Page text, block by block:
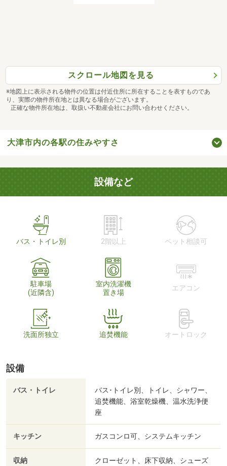
スクロール地図を見る
※地図上に表示される物件の位置は付近住所に所在することを表すものであ
り、実際の物件所在地とは異なる場合がございます。
正確な物件所在地は、取扱い不動産会社にお問い合わせください。
大津市内の各駅の住みやすさ
設備など
バス・トイレ別 2階以上 ペット相談可
駐車場
(近隣含)
室内洗濯機
置き場
エアコン
洗面所独立 追焚機能 オートロック
設備
バス・トイレ
バス･トイレ別、トイレ、シャワー、
追焚機能、浴室乾燥機、温水洗浄便
座
キッチン ガスコンロ可、システムキッチン
収納
クローゼット、床下収納、シューズ